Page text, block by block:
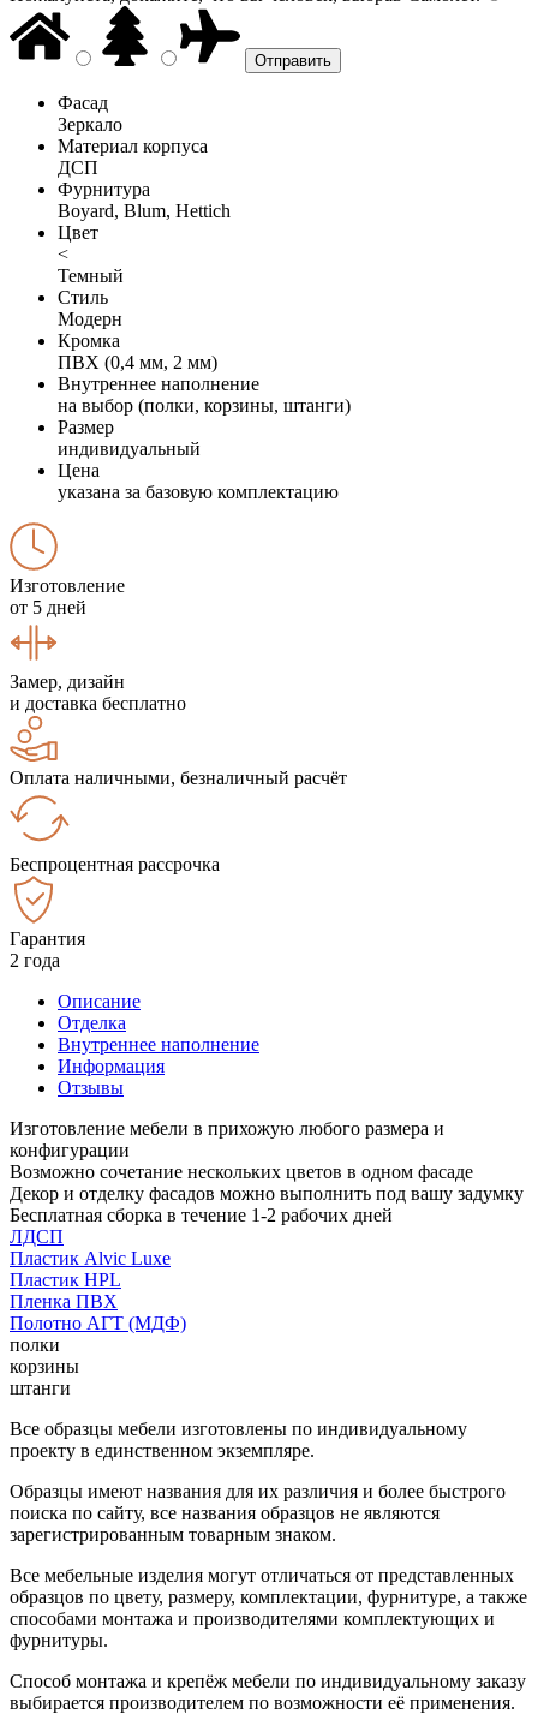
Фасад
Зеркало
Материал корпуса
ДСП
Фурнитура
Boyard, Blum, Hettich
Цвет
<
Темный
Стиль
Модерн
Кромка
ПВХ (0,4 мм, 2 мм)
Внутреннее наполнение
на выбор (полки, корзины, штанги)
Размер
индивидуальный
Цена
указана за базовую комплектацию
Изготовление
от 5 дней
Замер, дизайн
и доставка бесплатно
Оплата наличными, безналичный расчёт
Беспроцентная рассрочка
Гарантия
2 года
Описание
Отделка
Внутреннее наполнение
Информация
Отзывы
Изготовление мебели в прихожую любого размера и
конфигурации
Возможно сочетание нескольких цветов в одном фасаде
Декор и отделку фасадов можно выполнить под вашу задумку
Бесплатная сборка в течение 1-2 рабочих дней
ЛДСП
Пластик Alvic Luxe
Пластик HPL
Пленка ПВХ
Полотно АГТ (МДФ)
полки
корзины
штанги
Все образцы мебели изготовлены по индивидуальному
проекту в единственном экземпляре.
Образцы имеют названия для их различия и более быстрого
поиска по сайту, все названия образцов не являются
зарегистрированным товарным знаком.
Все мебельные изделия могут отличаться от представленных
образцов по цвету, размеру, комплектации, фурнитуре, а также
способами монтажа и производителями комплектующих и
фурнитуры.
Способ монтажа и крепёж мебели по индивидуальному заказу
выбирается производителем по возможности её применения.